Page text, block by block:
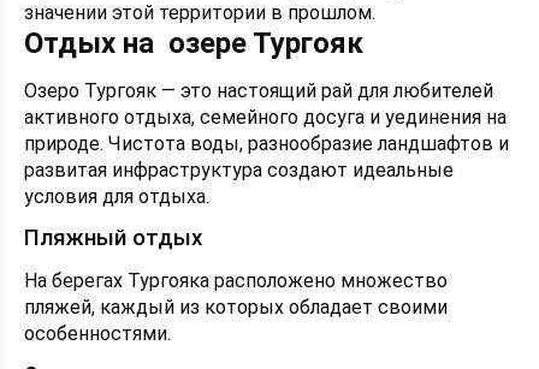
значении этой территории в прошлом.
Отдых на озере Тургояк
Озеро Тургояк — это настоящий рай для любителей
активного отдыха, семейного досуга и уединения на
природе. Чистота воды, разнообразие ландшафтов и
развитая инфраструктура создают идеальные
условия для отдыха.
Пляжный отдых
На берегах Тургояка расположено множество
пляжей, каждый из которых обладает своими
особенностями.